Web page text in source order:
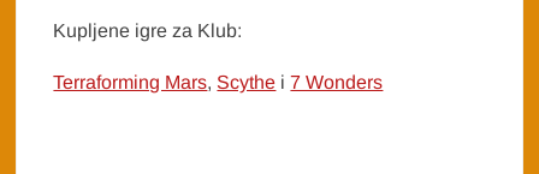
Kupljene igre za Klub:
Terraforming Mars, Scythe i7 Wonders